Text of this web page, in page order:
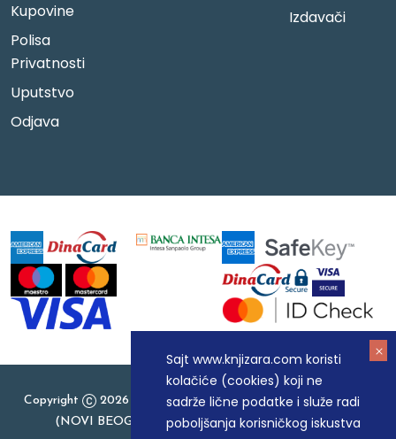
Sajt www.knjizara.com koristi
kolačiće (cookies) koji ne
sadrže lične podatke i služe radi
poboljšanja korisničkog iskustva
Kupovine
Polisa
Privatnosti
Uputstvo
Odjava
Izdavači
Copyright
2026 Knjizara.com - MAKART DOO BEOGRAD
(NOVI BEOGRAD), PIB: 105184104, MB: 20337524